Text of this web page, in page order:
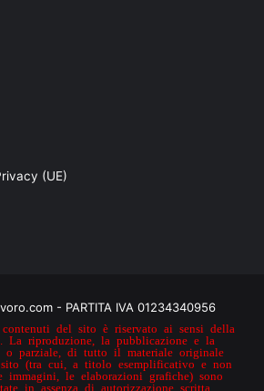
(UE)
- PARTITA IVA 01234340956
del sito è riservato ai sensi della
La riproduzione, la pubblicazione e la
o parziale, di tutto il materiale originale
(tra cui, a titolo esemplificativo e non
immagini, le elaborazioni grafiche) sono
in assenza di autorizzazione scritta.